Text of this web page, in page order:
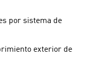
por sistema de
exterior de